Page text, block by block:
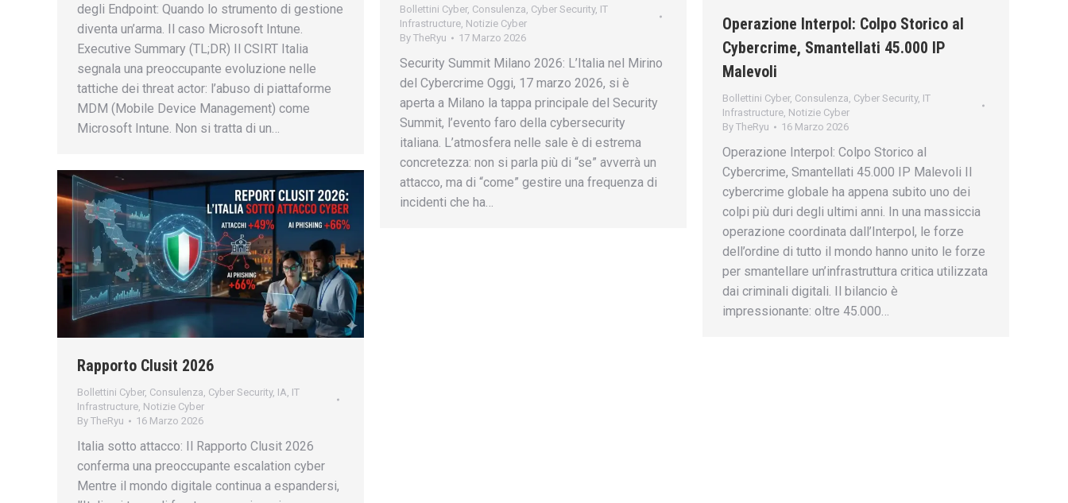
degli Endpoint: Quando lo strumento di gestione
diventa un’arma. Il caso Microsoft Intune.
Executive Summary (TL;DR) Il CSIRT Italia
segnala una preoccupante evoluzione nelle
tattiche dei threat actor: l’abuso di piattaforme
MDM (Mobile Device Management) come
Microsoft Intune. Non si tratta di un…
Bollettini Cyber, Consulenza, Cyber Security, IT
Infrastructure, Notizie Cyber
By TheRyu 17 Marzo 2026
Security Summit Milano 2026: L’Italia nel Mirino
del Cybercrime Oggi, 17 marzo 2026, si è
aperta a Milano la tappa principale del Security
Summit, l’evento faro della cybersecurity
italiana. L’atmosfera nelle sale è di estrema
concretezza: non si parla più di “se” avverrà un
attacco, ma di “come” gestire una frequenza di
incidenti che ha…
Operazione Interpol: Colpo Storico al
Cybercrime, Smantellati 45.000 IP
Malevoli
Bollettini Cyber, Consulenza Cyber Security, IT
Infrastructure Notizie Cyber
By TheRyu 16 Marzo 2026
Operazione Interpol: Colpo Storico al
Cybercrime, Smantellati 45.000 IP Malevoli Il
cybercrime globale ha appena subito uno dei
colpi più duri degli ultimi anni. In una massiccia
operazione coordinata dall’Interpol, le forze
dell’ordine di tutto il mondo hanno unito le forze
per smantellare un’infrastruttura critica utilizzata
dai criminali digitali. Il bilancio è
impressionante: oltre 45.000…
Rapporto Clusit 2026
Bollettini Cyber, Consulenza Cyber Security, IA IT
Infrastructure Notizie Cyber
By TheRyu 16 Marzo 2026
Italia sotto attacco: Il Rapporto Clusit 2026
conferma una preoccupante escalation cyber
Mentre il mondo digitale continua a espandersi,